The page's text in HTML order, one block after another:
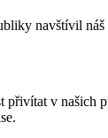
přivítat v našich